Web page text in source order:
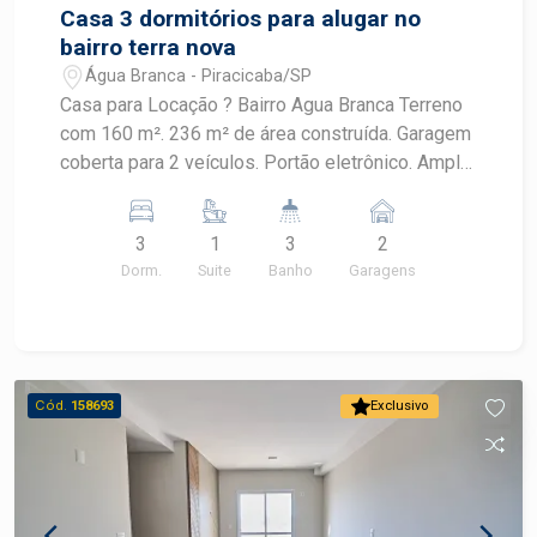
Casa 3 dormitórios para alugar no
bairro terra nova
Água Branca - Piracicaba/SP
Casa para Locação ? Bairro Agua Branca Terreno
com 160 m². 236 m² de área construída. Garagem
coberta para 2 veículos. Portão eletrônico. Ampla
planejada com cooktop e bar integrado. Quintal
com cobertura retrátil. Espaço gourmet com
churrasqueira, fogão a lenha e forno de pizza.
acesso à varanda.
3
Dorm.
1
Suite
3
Banho
2
Garagens
Exclusivo
Cód. 158693